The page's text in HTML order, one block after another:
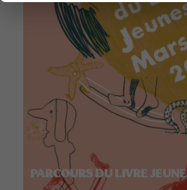
PARCOURS DU LIVRE